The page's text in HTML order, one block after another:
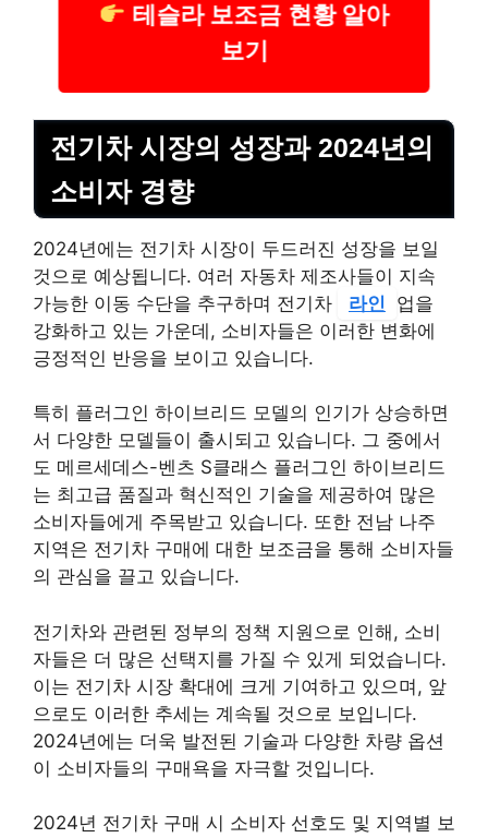
테슬라 보조금 현황 알아
보기
전기차 시장의 성장과 2024년의
소비자 경향
2024년에는 전기차 시장이 두드러진 성장을 보일
것으로 예상됩니다. 여러 자동차 제조사들이 지속
가능한 이동 수단을 추구하며 전기차
라인
업을
강화하고 있는 가운데, 소비자들은 이러한 변화에
긍정적인 반응을 보이고 있습니다.
특히 플러그인 하이브리드 모델의 인기가 상승하면
서 다양한 모델들이 출시되고 있습니다. 그 중에서
도 메르세데스-벤츠 S클래스 플러그인 하이브리드
는 최고급 품질과 혁신적인 기술을 제공하여 많은
소비자들에게 주목받고 있습니다. 또한 전남 나주
지역은 전기차 구매에 대한 보조금을 통해 소비자들
의 관심을 끌고 있습니다.
전기차와 관련된 정부의 정책 지원으로 인해, 소비
자들은 더 많은 선택지를 가질 수 있게 되었습니다.
이는 전기차 시장 확대에 크게 기여하고 있으며, 앞
으로도 이러한 추세는 계속될 것으로 보입니다.
2024년에는 더욱 발전된 기술과 다양한 차량 옵션
이 소비자들의 구매욕을 자극할 것입니다.
2024년 전기차 구매 시 소비자 선호도 및 지역별 보